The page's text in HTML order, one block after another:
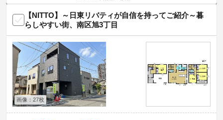
【NITTO】～日東リバティが自信を持ってご紹介～暮
らしやすい街、南区旭3丁目
画像：27枚